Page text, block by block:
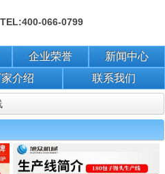
TEL:400-066-0799
企业荣誉
新闻中心
介绍 联系我们